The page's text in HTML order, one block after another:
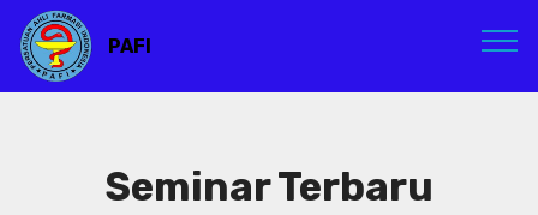
PAFI
Seminar Terbaru